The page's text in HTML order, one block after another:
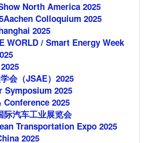
North America 2025
Aachen Colloquium 2025
2025
WORLD / Smart Energy Week
会（JSAE）2025
Symposium 2025
Conference 2025
际汽车工业展览会
Transportation Expo 2025
2025